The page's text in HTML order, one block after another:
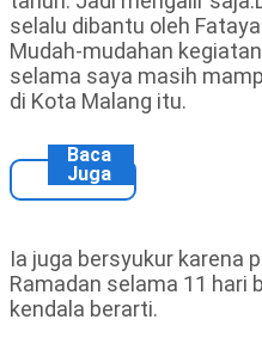
selalu dibantu oleh
Mudah-mudahan
selama saya masih
di Kota Malang itu.
Baca
Juga
Ia juga bersyukur karena
Ramadan selama 11 hari
kendala berarti.